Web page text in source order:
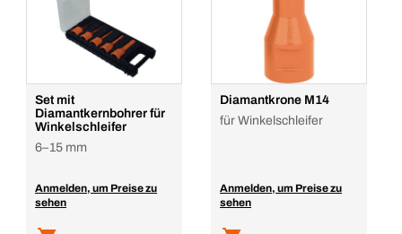
Set mit
Diamantkernbohrer für
Winkelschleifer
6–15 mm
Anmelden, um Preise zu
sehen
Diamantkrone M14
für Winkelschleifer
Anmelden, um Preise zu
sehen